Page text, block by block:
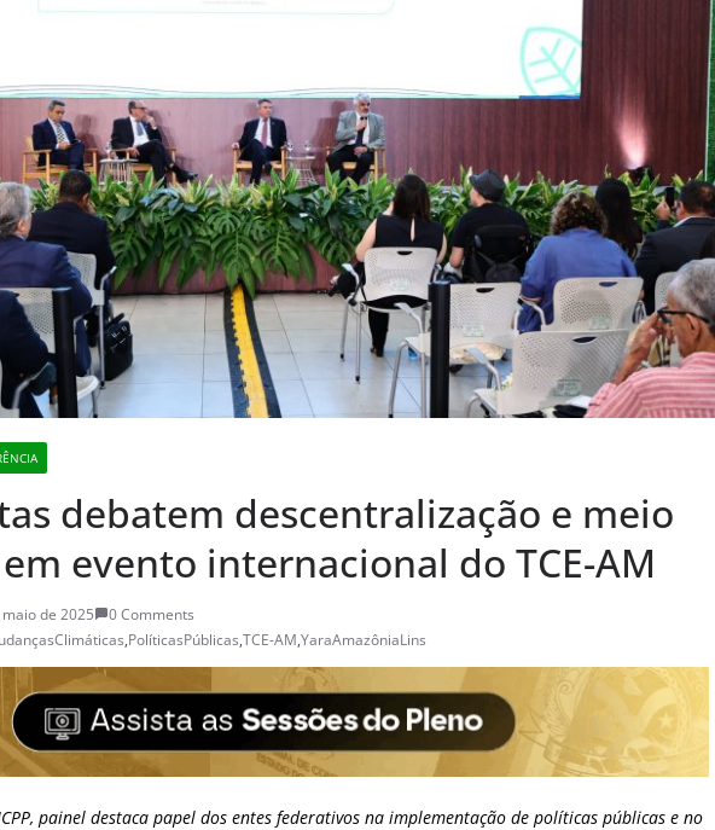
debatem descentralização e meio
evento internacional do TCE-AM
de 2025
0 Comments
,PolíticasPúblicas,TCE-AM,YaraAmazôniaLins
painel destaca papel dos entes federativos na implementação de políticas públicas e no